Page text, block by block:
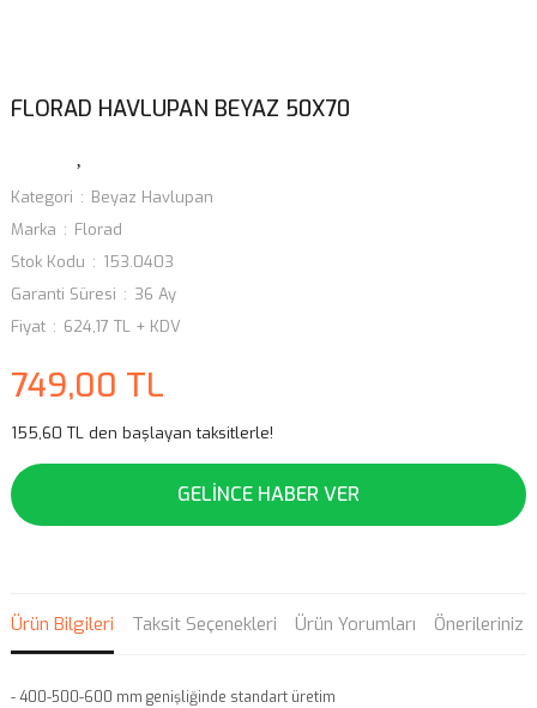
FLORAD HAVLUPAN BEYAZ 50X70
Kategori
Beyaz Havlupan
Marka
Florad
Stok Kodu
153.0403
Garanti Süresi
36 Ay
Fiyat
624,17 TL + KDV
749,00 TL
155,60 TL den başlayan taksitlerle!
GELİNCE HABER VER
Ürün Bilgileri Taksit Seçenekleri Ürün Yorumları Önerileriniz
- 400-500-600 mm genişliğinde standart üretim